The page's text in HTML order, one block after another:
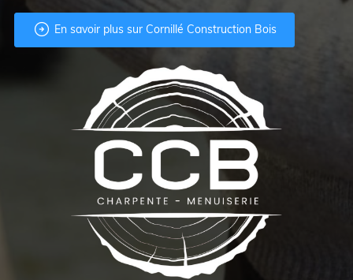
 En savoir plus sur Cornillé Construction Bois